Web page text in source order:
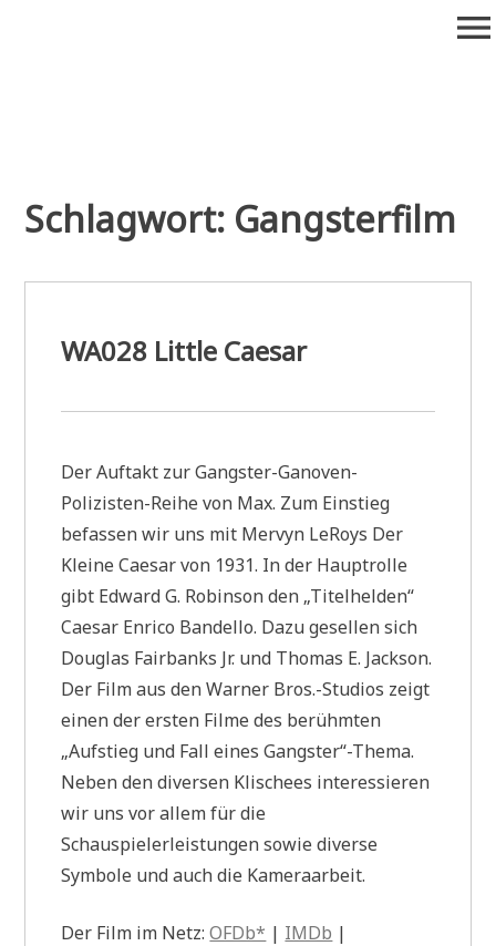
menu
Schlagwort: Gangsterfilm
WA028 Little Caesar
Der Auftakt zur Gangster-Ganoven-
Polizisten-Reihe von Max. Zum Einstieg
befassen wir uns mit Mervyn LeRoys Der
Kleine Caesar von 1931. In der Hauptrolle
gibt Edward G. Robinson den „Titelhelden“
Caesar Enrico Bandello. Dazu gesellen sich
Douglas Fairbanks Jr. und Thomas E. Jackson.
Der Film aus den Warner Bros.-Studios zeigt
einen der ersten Filme des berühmten
„Aufstieg und Fall eines Gangster“-Thema.
Neben den diversen Klischees interessieren
wir uns vor allem für die
Schauspielerleistungen sowie diverse
Symbole und auch die Kameraarbeit.
Der Film im Netz:OFDb* | IMDb |